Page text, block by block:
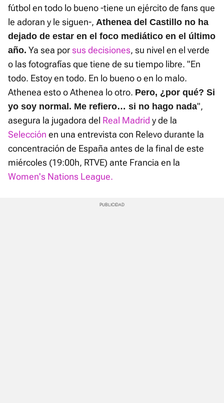
fútbol en todo lo bueno -tiene un ejército de fans que
le adoran y le siguen-, Athenea del Castillo no ha
dejado de estar en el foco mediático en el último
año. Ya sea porsus decisiones, su nivel en el verde
o las fotografías que tiene de su tiempo libre. "En
todo. Estoy en todo. En lo bueno o en lo malo.
Athenea esto o Athenea lo otro. Pero, ¿por qué? Si
yo soy normal. Me refiero… si no hago nada",
asegura la jugadora del Real Madrid y de la
Selección en una entrevista con Relevo durante la
concentración de España antes de la final de este
miércoles (19:00h, RTVE) ante Francia en la
Women's Nations League.